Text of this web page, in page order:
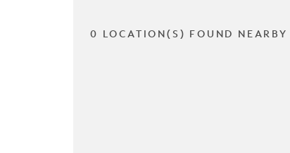
0 LOCATION(S) FOUND NEARBY